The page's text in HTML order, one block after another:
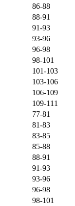
86-88
88-91
91-93
93-96
96-98
98-101
101-103
103-106
106-109
109-111
77-81
81-83
83-85
85-88
88-91
91-93
93-96
96-98
98-101